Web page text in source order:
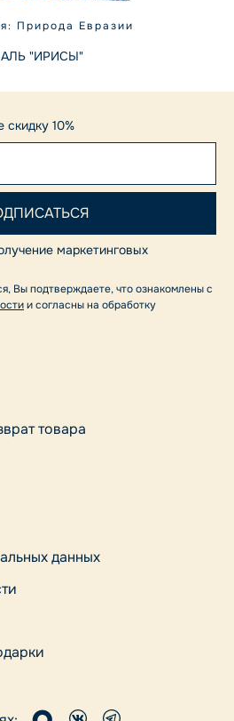
Природа Евразии
"ИРИСЫ"
товара
данных
скидку 10%
маркетинговых
Вы подтверждаете, что ознакомлены с
и согласны на обработку